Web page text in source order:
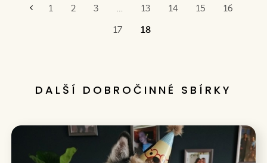
První
1 2 3 … 13 14 15
16
17
18
DALŠÍ DOBROČINNÉ SBÍRKY